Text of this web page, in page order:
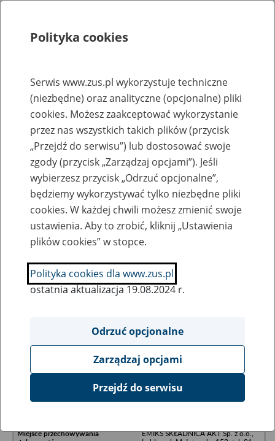
Rejestry, ewidencje i archiwa
Baza zlikwidowanych lub
przekształconych zakładów pracy
Nazwa zakładu pracy:
SZUKAJ
Ukryj wszystkie pozycje bazy
Prywatna Przychodnia
EMIKS SKŁADNICA AKT Sp. z o.o.,
Polityka cookies
Serwis www.zus.pl wykorzystuje techniczne
(niezbędne) oraz analityczne (opcjonalne) pliki
cookies. Możesz zaakceptować wykorzystanie
przez nas wszystkich takich plików (przycisk
„Przejdź do serwisu”) lub dostosować swoje
zgody (przycisk „Zarządzaj opcjami”). Jeśli
wybierzesz przycisk „Odrzuć opcjonalne”,
będziemy wykorzystywać tylko niezbędne pliki
cookies. W każdej chwili możesz zmienić swoje
ustawienia. Aby to zrobić, kliknij „Ustawienia
plików cookies” w stopce.
Polityka cookies dla www.zus.pl
ostatnia aktualizacja 19.08.2024 r.
Odrzuć opcjonalne
Zarządzaj opcjami
Przejdź do serwisu